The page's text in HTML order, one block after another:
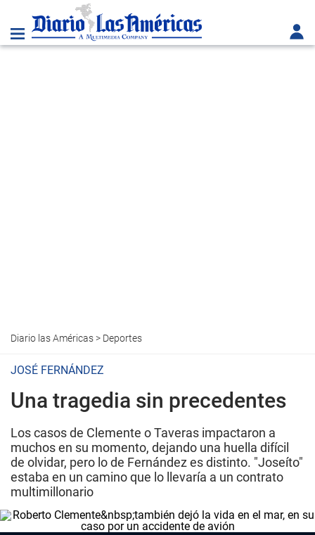
Diario las Américas> Deportes
JOSÉ FERNÁNDEZ
Una tragedia sin precedentes
Los casos de Clemente o Taveras impactaron a
muchos en su momento, dejando una huella difícil
de olvidar, pero lo de Fernández es distinto. "Joseíto"
estaba en un camino que lo llevaría a un contrato
multimillonario